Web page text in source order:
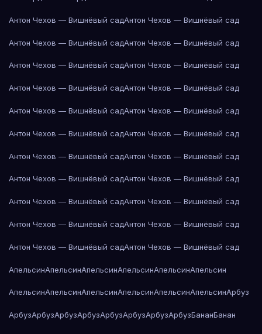
Антон Чехов — Вишнёвый садАнтон Чехов — Вишнёвый сад
Антон Чехов — Вишнёвый садАнтон Чехов — Вишнёвый сад
Антон Чехов — Вишнёвый садАнтон Чехов — Вишнёвый сад
Антон Чехов — Вишнёвый садАнтон Чехов — Вишнёвый сад
Антон Чехов — Вишнёвый садАнтон Чехов — Вишнёвый сад
Антон Чехов — Вишнёвый садАнтон Чехов — Вишнёвый сад
Антон Чехов — Вишнёвый садАнтон Чехов — Вишнёвый сад
Антон Чехов — Вишнёвый садАнтон Чехов — Вишнёвый сад
Антон Чехов — Вишнёвый садАнтон Чехов — Вишнёвый сад
Антон Чехов — Вишнёвый садАнтон Чехов — Вишнёвый сад
Антон Чехов — Вишнёвый садАнтон Чехов — Вишнёвый сад
АпельсинАпельсинАпельсинАпельсинАпельсинАпельсин
АпельсинАпельсинАпельсинАпельсинАпельсинАпельсинАрбуз
АрбузАрбузАрбузАрбузАрбузАрбузАрбузАрбузБананБанан